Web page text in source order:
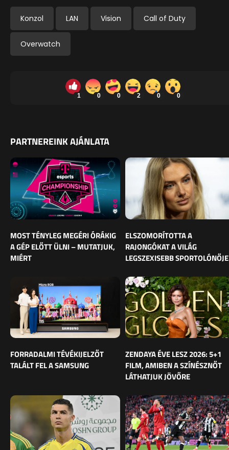
Konzol LAN Vision Call of Duty
Overwatch
1 0 0 2 0 0
PARTNEREINK AJÁNLATA
MOST TÉNYLEG MEGÉRI ÓRÁKIG
A GÉP ELŐTT ÜLNI – MUTATJUK,
MIÉRT
ELSZOMORÍTOTTA A
RAJONGÓKAT A VILÁG
LEGSZEXISEBB SPORTOLÓNŐJE
FORRADALMI TÉVÉKIJELZŐT
TALÁLT FEL A SAMSUNG
ZENDAYA ÉVE LESZ 2026: 5+1
FILM, AMIBEN A SZÍNÉSZNŐT
LÁTHATJUK JÖVŐRE